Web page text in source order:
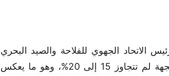
الاتحاد الجهوي للفلاحة والصيد البحري
بنابل، عماد الباي، أن “نسبة تعبئة السدود بالجهة لم تتجاوز 15 إلى 20%، وهو ما يعكس